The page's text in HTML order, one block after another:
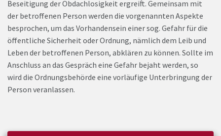
Beseitigung der Obdachlosigkeit ergreift. Gemeinsam mit
der betroffenen Person werden die vorgenannten Aspekte
besprochen, um das Vorhandensein einer sog. Gefahr für die
öffentliche Sicherheit oder Ordnung, nämlich dem Leib und
Leben der betroffenen Person, abklären zu können. Sollte im
Anschluss an das Gespräch eine Gefahr bejaht werden, so
wird die Ordnungsbehörde eine vorläufige Unterbringung der
Person veranlassen.